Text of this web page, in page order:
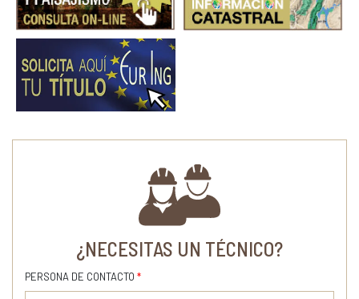
¿NECESITAS UN TÉCNICO?
PERSONA DE CONTACTO *